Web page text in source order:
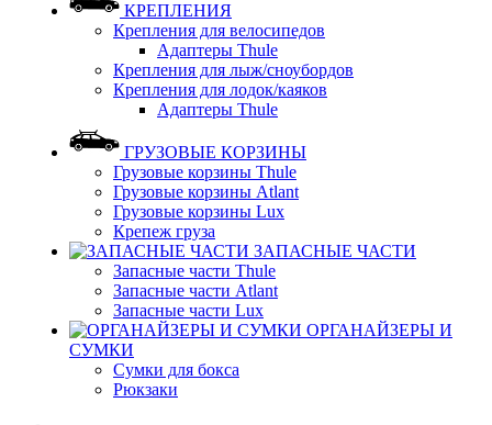
КРЕПЛЕНИЯ
Крепления для велосипедов
Адаптеры Thule
Крепления для лыж/сноубордов
Крепления для лодок/каяков
Адаптеры Thule
ГРУЗОВЫЕ КОРЗИНЫ
Грузовые корзины Thule
Грузовые корзины Atlant
Грузовые корзины Lux
Крепеж груза
ЗАПАСНЫЕ ЧАСТИ
Запасные части Thule
Запасные части Atlant
Запасные части Lux
ОРГАНАЙЗЕРЫ И
СУМКИ
Сумки для бокса
Рюкзаки